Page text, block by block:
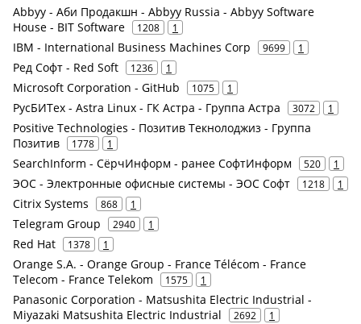
Abbyy - Аби Продакшн - Abbyy Russia - Abbyy Software
House - BIT Software
1208 1
IBM - International Business Machines Corp 9699 1
Ред Софт - Red Soft 1236 1
Microsoft Corporation - GitHub 1075 1
РусБИТех - Astra Linux - ГК Астра - Группа Астра 3072 1
Positive Technologies - Позитив Текнолоджиз - Группа
Позитив
1778 1
SearchInform - СёрчИнформ - ранее СофтИнформ 520 1
ЭОС - Электронные офисные системы - ЭОС Софт 1218 1
Citrix Systems 868 1
Telegram Group 2940 1
Red Hat 1378 1
Orange S.A. - Orange Group - France Télécom - France
Telecom - France Telekom
1575 1
Panasonic Corporation - Matsushita Electric Industrial -
Miyazaki Matsushita Electric Industrial
2692 1